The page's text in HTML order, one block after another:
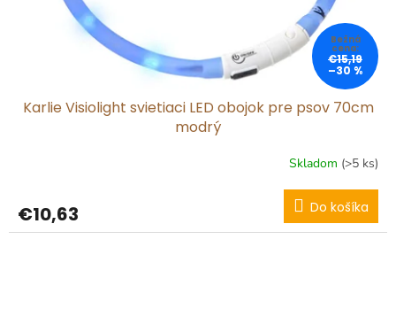
€15,19
–30 %
Karlie Visiolight svietiaci LED obojok pre psov 70cm
modrý
Skladom (>5 ks)
€10,63 Do košíka